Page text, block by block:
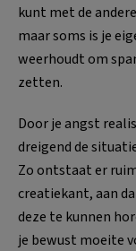
kunt met de
maar soms is je
weerhoudt om
zetten.
Door je angst
dreigend de
Zo ontstaat er
creatiekant, aan
deze te kunnen
je bewust moeite